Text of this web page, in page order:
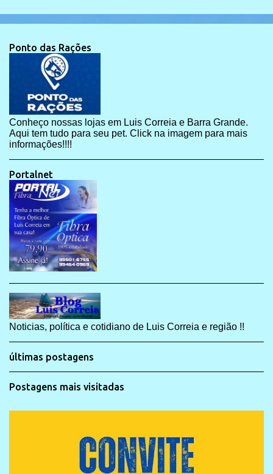
Ponto das Rações
Conheço nossas lojas em Luis Correia e Barra Grande.
Aqui tem tudo para seu pet. Click na imagem para mais
informações!!!!
Portalnet
Noticias, política e cotidiano de Luis Correia e região !!
últimas postagens
Postagens mais visitadas